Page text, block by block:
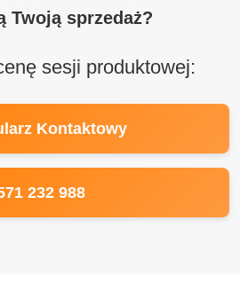
Twoją sprzedaż?
sesji produktowej:
Kontaktowy
232 988